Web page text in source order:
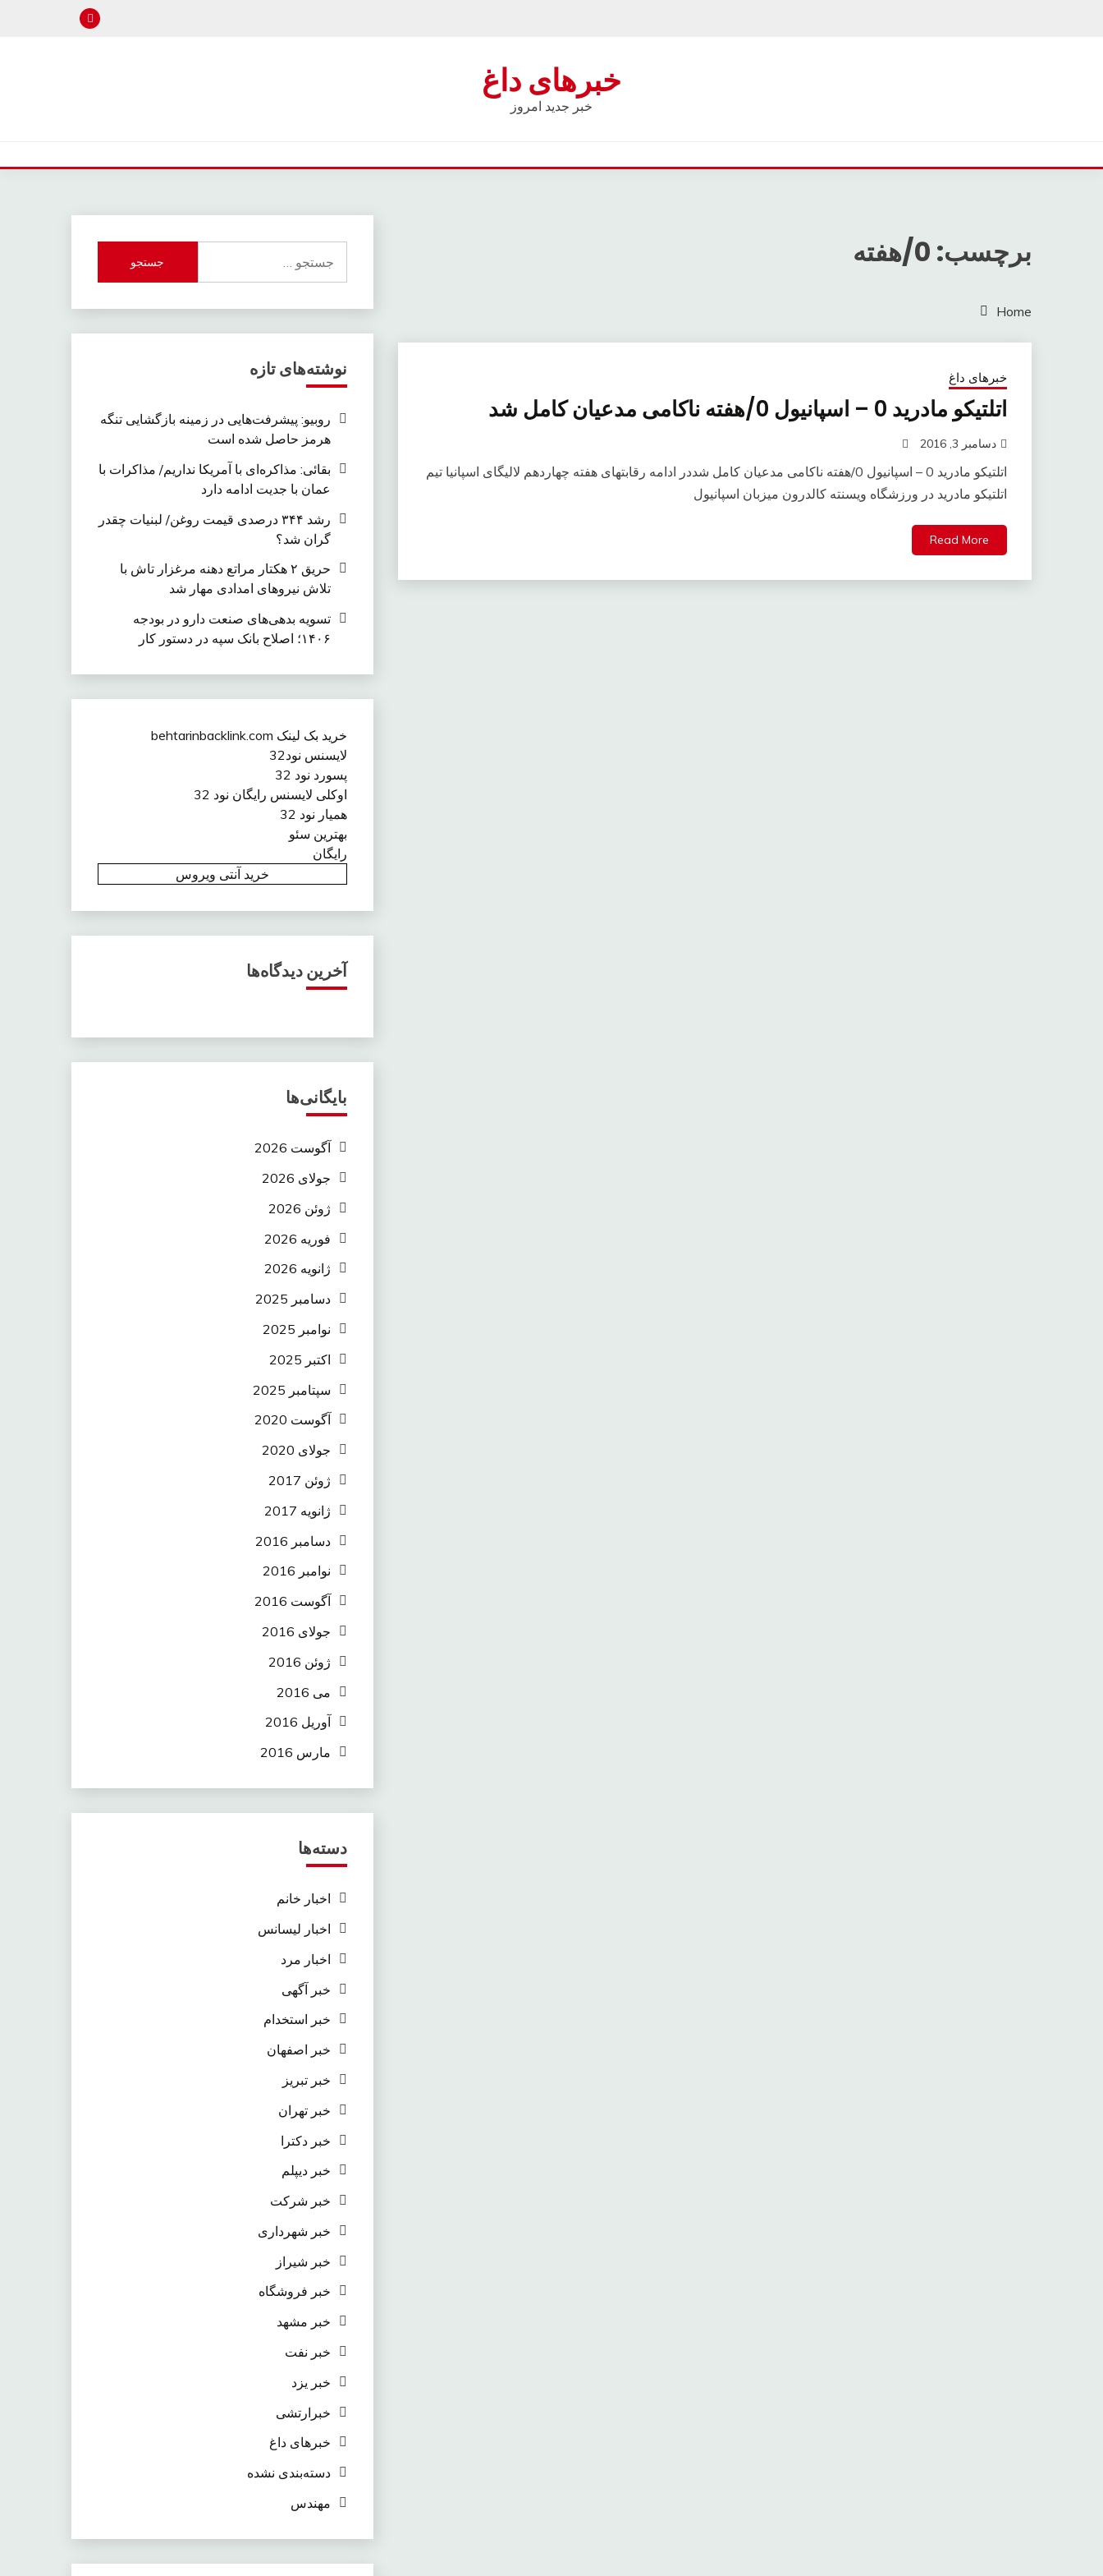
خبرهای داغ
خبر جدید امروز
برچسب: 0/هفته
Home
خبرهای داغ
اتلتیکو مادرید 0 – اسپانیول 0/هفته ناکامی مدعیان کامل شد
دسامبر 3, 2016
اتلتیکو مادرید 0 – اسپانیول 0/هفته ناکامی مدعیان کامل شددر ادامه رقابتهای هفته چهاردهم لالیگای اسپانیا تیم
اتلتیکو مادرید در ورزشگاه ویسنته کالدرون میزبان اسپانیول
Read More
برای:
نوشته‌های تازه
روبیو: پیشرفت‌هایی در زمینه بازگشایی تنگه
هرمز حاصل شده است
بقائی: مذاکره‌ای با آمریکا نداریم/ مذاکرات با
عمان با جدیت ادامه دارد
رشد ۳۴۴ درصدی قیمت روغن/ لبنیات چقدر
گران شد؟
حریق ۲ هکتار مراتع دهنه مرغزار تاش با
تلاش نیروهای امدادی مهار شد
تسویه بدهی‌های صنعت دارو در بودجه
۱۴۰۶؛ اصلاح بانک سپه در دستور کار
خرید بک لینک behtarinbacklink.com
لایسنس نود32
پسورد نود 32
اوکلی لایسنس رایگان نود 32
همیار نود 32
بهترین سئو
رایگان
خرید آنتی ویروس
آخرین دیدگاه‌ها
بایگانی‌ها
آگوست 2026
جولای 2026
ژوئن 2026
فوریه 2026
ژانویه 2026
دسامبر 2025
نوامبر 2025
اکتبر 2025
سپتامبر 2025
آگوست 2020
جولای 2020
ژوئن 2017
ژانویه 2017
دسامبر 2016
نوامبر 2016
آگوست 2016
جولای 2016
ژوئن 2016
می 2016
آوریل 2016
مارس 2016
دسته‌ها
اخبار خانم
اخبار لیسانس
اخبار مرد
خبر آگهی
خبر استخدام
خبر اصفهان
خبر تبریز
خبر تهران
خبر دکترا
خبر دیپلم
خبر شرکت
خبر شهرداری
خبر شیراز
خبر فروشگاه
خبر مشهد
خبر نفت
خبر یزد
خبرارتشی
خبرهای داغ
دسته‌بندی نشده
مهندس